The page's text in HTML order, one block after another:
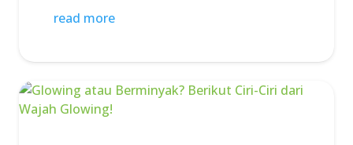
read more